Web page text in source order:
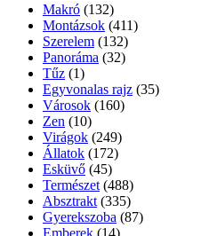
Makró (132)
Montázsok (411)
Szerelem (132)
Panoráma (32)
Tűz (1)
Egyvonalas rajz (35)
Városok (160)
Zen (10)
Virágok (249)
Állatok (172)
Esküvő (45)
Természet (488)
Absztrakt (335)
Gyerekszoba (87)
Emberek (14)